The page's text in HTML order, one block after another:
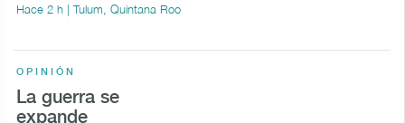
Hace 2 h | Tulum, Quintana Roo
OPINIÓN
La guerra se
expande